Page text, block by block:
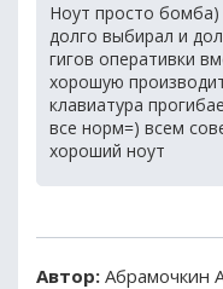
Ноут просто бомба)
долго выбирал и
гигов оперативки
хорошую
клавиатура
все норм=) всем
хороший ноут
Автор: Абрамочкин